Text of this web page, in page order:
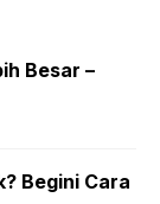
Besar –
Begini Cara